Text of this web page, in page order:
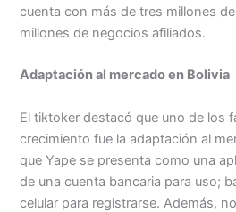
cuenta con más de tres millones
millones de negocios afiliados.
Adaptación al mercado en Bolivia
El tiktoker destacó que uno de los
crecimiento fue la adaptación al
que Yape se presenta como una
de una cuenta bancaria para uso;
celular para registrarse. Además,